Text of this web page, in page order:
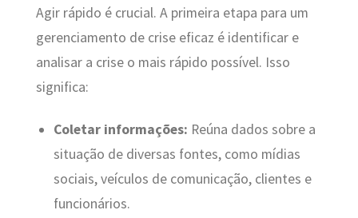
Agir rápido é crucial. A primeira etapa para um
gerenciamento de crise eficaz é identificar e
analisar a crise o mais rápido possível. Isso
significa:
Coletar informações: Reúna dados sobre a
situação de diversas fontes, como mídias
sociais, veículos de comunicação, clientes e
funcionários.